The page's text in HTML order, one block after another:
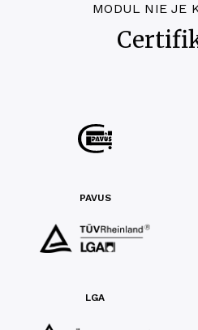
MODUL NIE JE
PAVUS
LGA